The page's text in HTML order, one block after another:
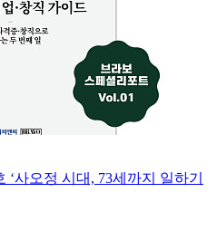
‘사오정 시대, 73세까지 일하기